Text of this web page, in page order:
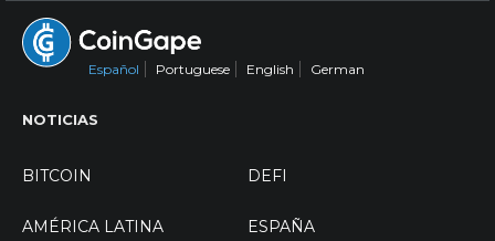
Español Portuguese English German
NOTICIAS
BITCOIN DEFI
AMÉRICA LATINA ESPAÑA